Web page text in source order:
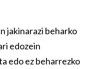
jakinarazi beharko
edozein
edo ez beharrezko